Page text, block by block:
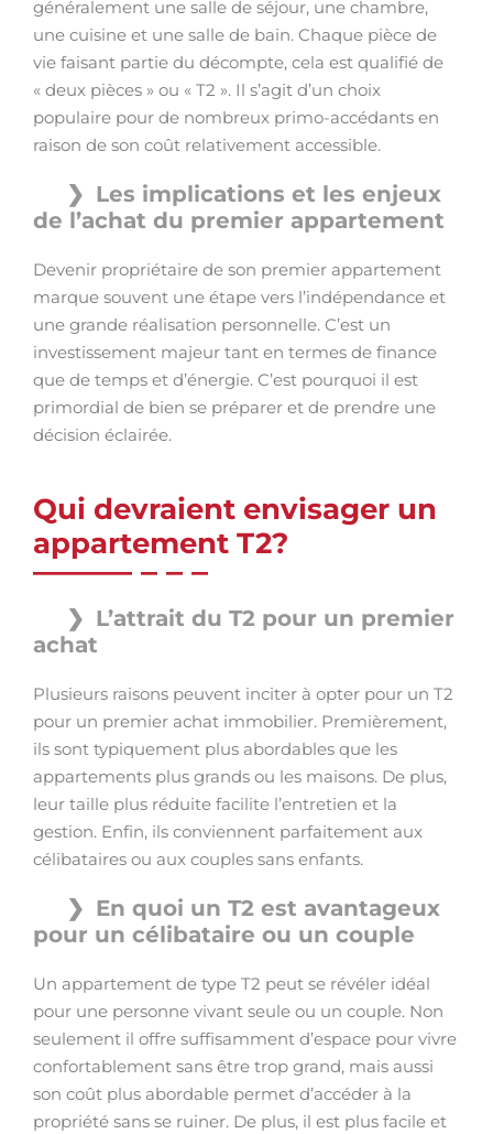
généralement une salle de séjour, une chambre,
une cuisine et une salle de bain. Chaque pièce de
vie faisant partie du décompte, cela est qualifié de
« deux pièces » ou « T2 ». Il s’agit d’un choix
populaire pour de nombreux primo-accédants en
raison de son coût relativement accessible.
Les implications et les enjeux
de l’achat du premier appartement
Devenir propriétaire de son premier appartement
marque souvent une étape vers l’indépendance et
une grande réalisation personnelle. C’est un
investissement majeur tant en termes de finance
que de temps et d’énergie. C’est pourquoi il est
primordial de bien se préparer et de prendre une
décision éclairée.
Qui devraient envisager un
appartement T2?
L’attrait du T2 pour un premier
achat
Plusieurs raisons peuvent inciter à opter pour un T2
pour un premier achat immobilier. Premièrement,
ils sont typiquement plus abordables que les
appartements plus grands ou les maisons. De plus,
leur taille plus réduite facilite l’entretien et la
gestion. Enfin, ils conviennent parfaitement aux
célibataires ou aux couples sans enfants.
En quoi un T2 est avantageux
pour un célibataire ou un couple
Un appartement de type T2 peut se révéler idéal
pour une personne vivant seule ou un couple. Non
seulement il offre suffisamment d’espace pour vivre
confortablement sans être trop grand, mais aussi
son coût plus abordable permet d’accéder à la
propriété sans se ruiner. De plus, il est plus facile et